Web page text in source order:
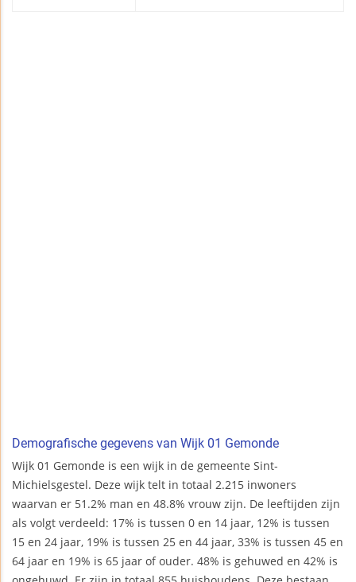
Demografische gegevens van Wijk 01 Gemonde
Wijk 01 Gemonde is een wijk in de gemeente Sint-
Michielsgestel. Deze wijk telt in totaal 2.215 inwoners
waarvan er 51.2% man en 48.8% vrouw zijn. De leeftijden zijn
als volgt verdeeld: 17% is tussen 0 en 14 jaar, 12% is tussen
15 en 24 jaar, 19% is tussen 25 en 44 jaar, 33% is tussen 45 en
64 jaar en 19% is 65 jaar of ouder. 48% is gehuwed en 42% is